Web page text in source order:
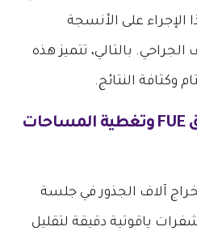
على الأنسجة
بالتالي، تتميز هذه
وكثافة النتائج.
تقنية الاقتطاف الدقيق FUE وتغطية المساحات
آلاف الجذور في جلسة
ياقوتية دقيقة لتقليل